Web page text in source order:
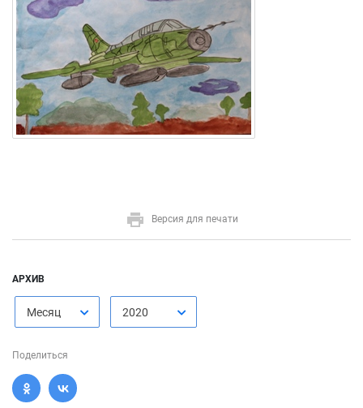
Версия для печати
АРХИВ
Месяц 2020
Поделиться